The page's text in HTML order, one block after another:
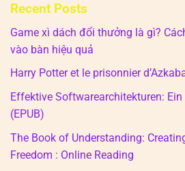
Recent Posts
Game xì dách đổi thưởng là gì?
vào bàn hiệu quả
Harry Potter et le prisonnier
Effektive Softwarearchitekturen:
(EPUB)
The Book of Understanding:
Freedom : Online Reading